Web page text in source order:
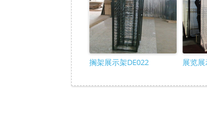
搁架展示架DE022 展览